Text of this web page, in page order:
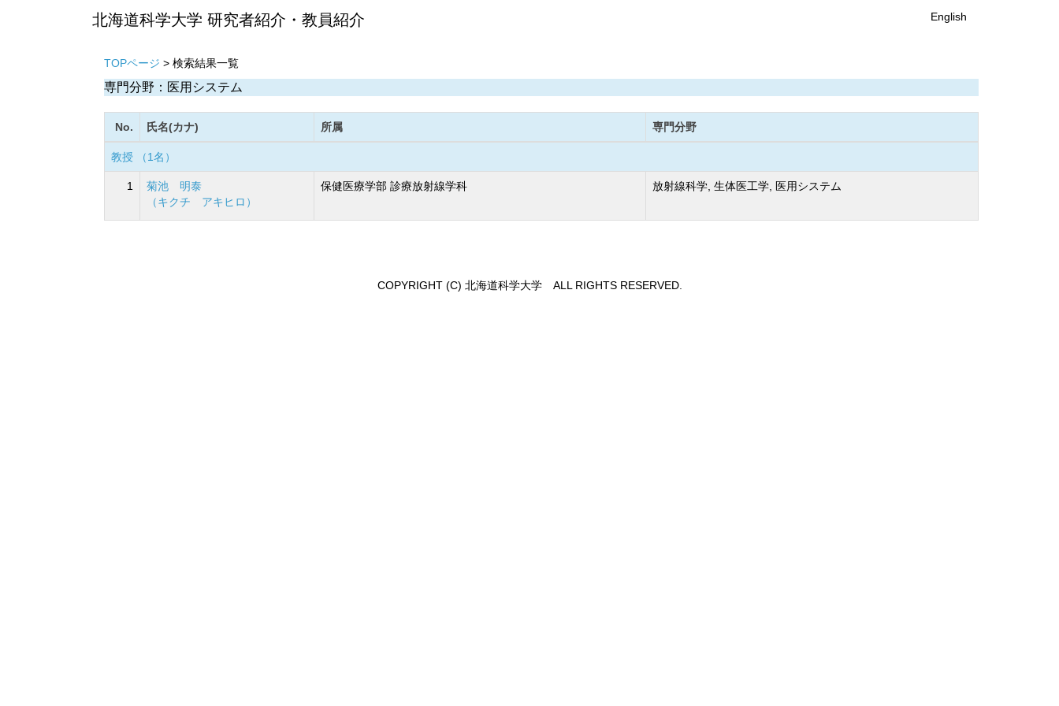
北海道科学大学 研究者紹介・教員紹介 English
TOPページ > 検索結果一覧
専門分野：医用システム
No. 氏名(カナ) 所属 専門分野
教授 （1名）
1
菊池 明泰
（キクチ アキヒロ）
保健医療学部 診療放射線学科 放射線科学, 生体医工学, 医用システム
COPYRIGHT (C) 北海道科学大学 ALL RIGHTS RESERVED.